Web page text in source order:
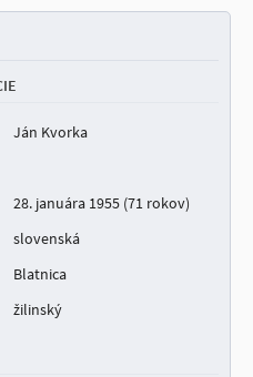
Ján Kvorka
28. januára 1955 (71 rokov)
slovenská
Blatnica
žilinský